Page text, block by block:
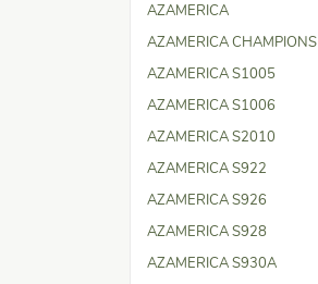
AZAMERICA
AZAMERICA CHAMPIONS
AZAMERICA S1005
AZAMERICA S1006
AZAMERICA S2010
AZAMERICA S922
AZAMERICA S926
AZAMERICA S928
AZAMERICA S930A